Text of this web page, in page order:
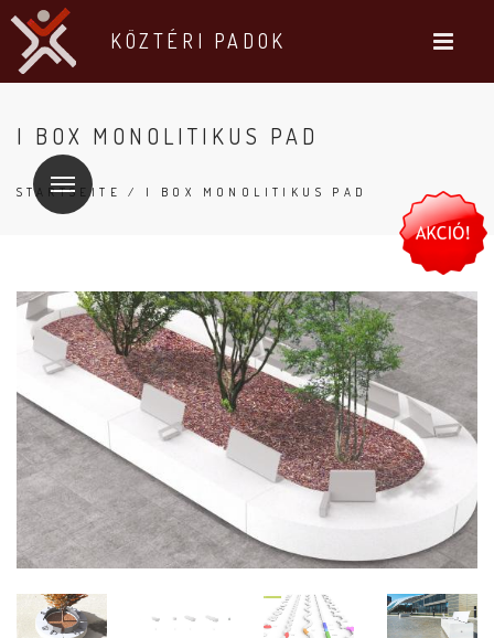
KÖZTÉRI PADOK
I BOX MONOLITIKUS PAD
STARTSEITE / I BOX MONOLITIKUS PAD